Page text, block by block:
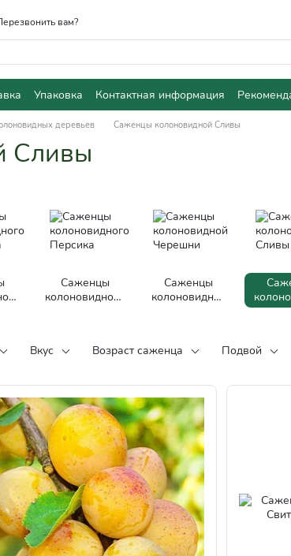
вам?
Упаковка Контактная информация
деревьев Саженцы колоновидной Сливы
Сливы
Саженцы
колоновидного
Саженцы
колоновидной
Вкус Возраст саженца Подвой